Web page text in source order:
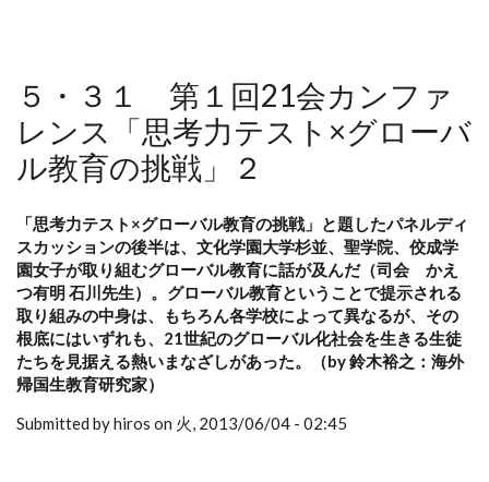
５・３１ 第１回21会カンファ
レンス「思考力テスト×グローバ
ル教育の挑戦」２
「思考力テスト×グローバル教育の挑戦」と題したパネルディ
スカッションの後半は、文化学園大学杉並、聖学院、佼成学
園女子が取り組むグローバル教育に話が及んだ（司会 かえ
つ有明 石川先生）。グローバル教育ということで提示される
取り組みの中身は、もちろん各学校によって異なるが、その
根底にはいずれも、21世紀のグローバル化社会を生きる生徒
たちを見据える熱いまなざしがあった。（by 鈴木裕之：海外
帰国生教育研究家）
Submitted by hiros on 火, 2013/06/04 - 02:45